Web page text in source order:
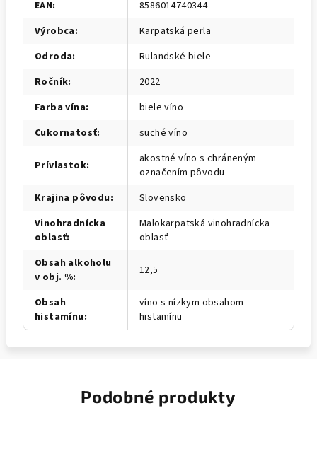
EAN:
8586014740344
Výrobca:
Karpatská perla
Odroda:
Rulandské biele
Ročník:
2022
Farba vína:
biele víno
Cukornatosť: suché víno
Prívlastok:
akostné víno s chráneným
označením pôvodu
Krajina pôvodu:
Slovensko
Vinohradnícka
oblasť:
Malokarpatská vinohradnícka
oblasť
Obsah alkoholu
v obj. %: 12,5
Obsah
histamínu:
víno s nízkym obsahom
histamínu
Podobné produkty